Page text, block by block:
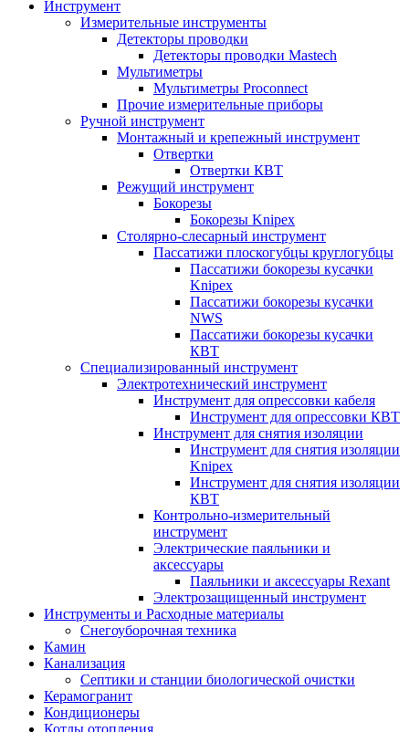
Инструмент
Измерительные инструменты
Детекторы проводки
Детекторы проводки Mastech
Мультиметры
Мультиметры Proconnect
Прочие измерительные приборы
Ручной инструмент
Монтажный и крепежный инструмент
Отвертки
Отвертки КВТ
Режущий инструмент
Бокорезы
Бокорезы Knipex
Столярно-слесарный инструмент
Пассатижи плоскогубцы круглогубцы
Пассатижи бокорезы кусачки
Knipex
Пассатижи бокорезы кусачки
NWS
Пассатижи бокорезы кусачки
КВТ
Специализированный инструмент
Электротехнический инструмент
Инструмент для опрессовки кабеля
Инструмент для опрессовки КВТ
Инструмент для снятия изоляции
Инструмент для снятия изоляции
Knipex
Инструмент для снятия изоляции
КВТ
Контрольно-измерительный
инструмент
Электрические паяльники и
аксессуары
Паяльники и аксессуары Rexant
Электрозащищенный инструмент
Инструменты и Расходные материалы
Снегоуборочная техника
Камин
Канализация
Септики и станции биологической очистки
Керамогранит
Кондиционеры